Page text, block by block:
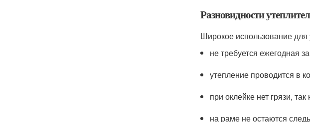
Разновидности
Широкое использование для
не требуется ежегодная
утепление проводится в
при оклейке нет грязи,
на раме не остаются